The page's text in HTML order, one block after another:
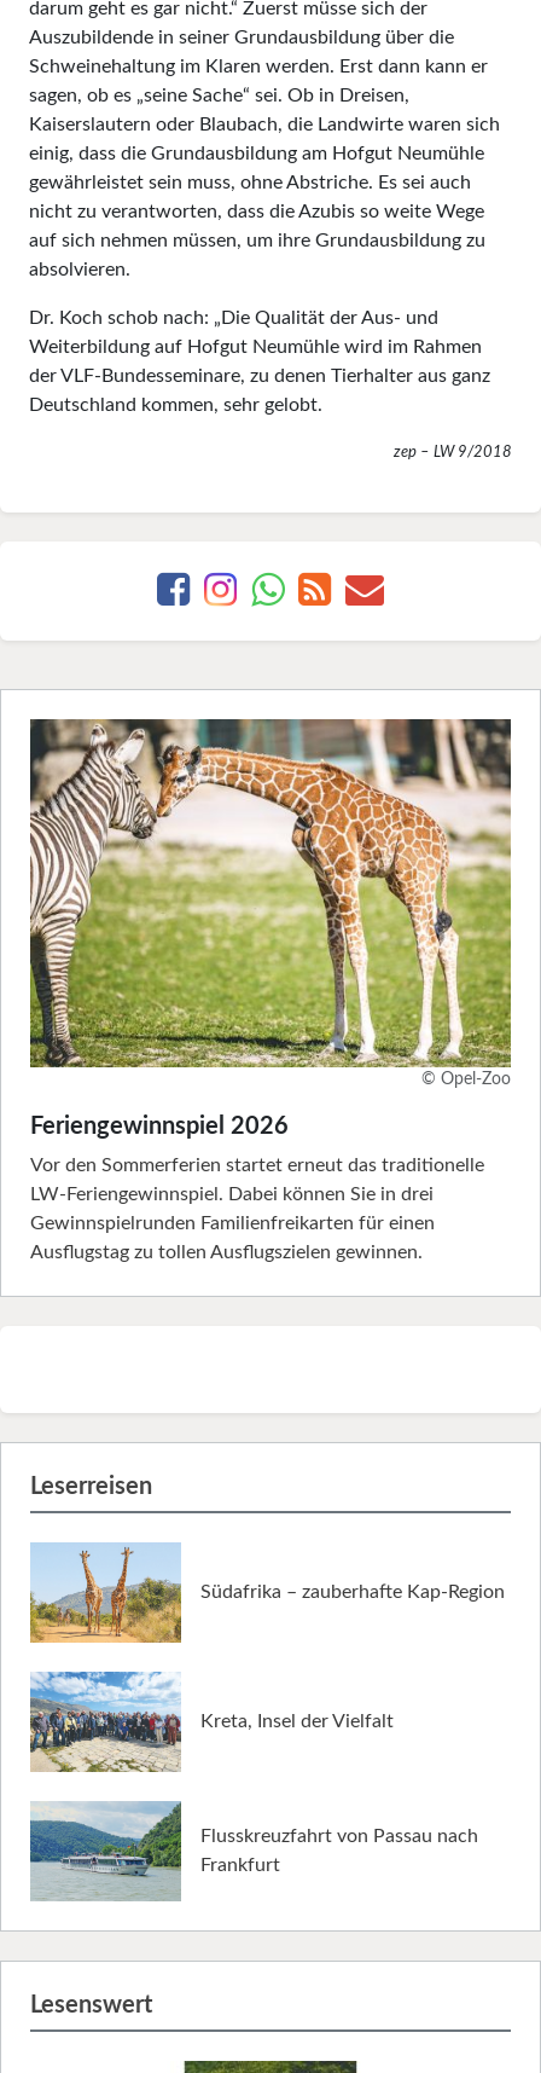
darum geht es gar nicht.“ Zuerst müsse sich der
Auszubildende in seiner Grundausbildung über die
Schweinehaltung im Klaren werden. Erst dann kann er
sagen, ob es „seine Sache“ sei. Ob in Dreisen,
Kaiserslautern oder Blaubach, die Landwirte waren sich
einig, dass die Grundausbildung am Hofgut Neumühle
gewährleistet sein muss, ohne Abstriche. Es sei auch
nicht zu verantworten, dass die Azubis so weite Wege
auf sich nehmen müssen, um ihre Grundausbildung zu
absolvieren.
Dr. Koch schob nach: „Die Qualität der Aus- und
Weiterbildung auf Hofgut Neumühle wird im Rahmen
der VLF-Bundesseminare, zu denen Tierhalter aus ganz
Deutschland kommen, sehr gelobt.
zep – LW 9/2018
© Opel-Zoo
Feriengewinnspiel 2026
Vor den Sommerferien startet erneut das traditionelle
LW-Feriengewinnspiel. Dabei können Sie in drei
Gewinnspielrunden Familienfreikarten für einen
Ausflugstag zu tollen Ausflugszielen gewinnen.
Leserreisen
Südafrika – zauberhafte Kap-Region
Kreta, Insel der Vielfalt
Flusskreuzfahrt von Passau nach
Frankfurt
Lesenswert